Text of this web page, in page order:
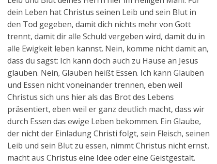
dein Leben hat Christus seinen Leib und sein Blut in
den Tod gegeben, damit dich nichts mehr von Gott
trennt, damit dir alle Schuld vergeben wird, damit du in
alle Ewigkeit leben kannst. Nein, komme nicht damit an,
dass du sagst: Ich kann doch auch zu Hause an Jesus
glauben. Nein, Glauben heißt Essen. Ich kann Glauben
und Essen nicht voneinander trennen, eben weil
Christus sich uns hier als das Brot des Lebens
präsentiert, eben weil er ganz deutlich macht, dass wir
durch Essen das ewige Leben bekommen. Ein Glaube,
der nicht der Einladung Christi folgt, sein Fleisch, seinen
Leib und sein Blut zu essen, nimmt Christus nicht ernst,
macht aus Christus eine Idee oder eine Geistgestalt.